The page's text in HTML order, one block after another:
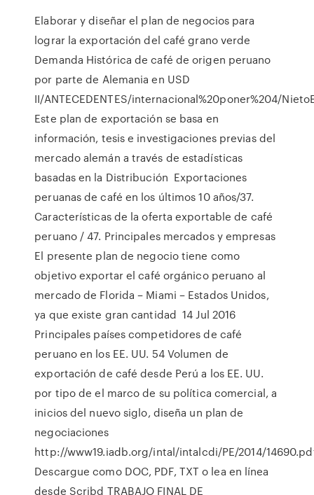
Elaborar y diseñar el plan de negocios para
lograr la exportación del café grano verde
Demanda Histórica de café de origen peruano
por parte de Alemania en USD
II/ANTECEDENTES/internacional%20poner%204/
Este plan de exportación se basa en
información, tesis e investigaciones previas del
mercado alemán a través de estadísticas
basadas en la Distribución Exportaciones
peruanas de café en los últimos 10 años/37.
Características de la oferta exportable de café
peruano / 47. Principales mercados y empresas
El presente plan de negocio tiene como
objetivo exportar el café orgánico peruano al
mercado de Florida – Miami – Estados Unidos,
ya que existe gran cantidad 14 Jul 2016
Principales países competidores de café
peruano en los EE. UU. 54 Volumen de
exportación de café desde Perú a los EE. UU.
por tipo de el marco de su política comercial, a
inicios del nuevo siglo, diseña un plan de
negociaciones
http://www19.iadb.org/intal/intalcdi/PE/2014/
Descargue como DOC, PDF, TXT o lea en línea
desde Scribd TRABAJO FINAL DE